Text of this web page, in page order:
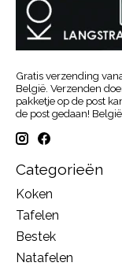
Gratis verzending
België. Verzenden
pakketje op de post
de post gedaan!
Categorieën
Koken
Tafelen
Bestek
Natafelen